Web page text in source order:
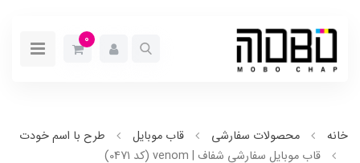
0
خانه محصولات سفارشی قاب موبایل
طرح با اسم خودت
قاب موبایل سفارشی شفاف | venom (کد 0471)